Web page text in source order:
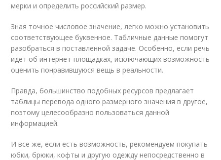
мерки и определить российский размер.
Зная точное числовое значение, легко можно установить
соответствующее буквенное. Табличные данные помогут
разобраться в поставленной задаче. Особенно, если речь
идет об интернет-площадках, исключающих возможность
оценить понравившуюся вещь в реальности.
Правда, большинство подобных ресурсов предлагает
таблицы перевода одного размерного значения в другое,
поэтому целесообразно пользоваться данной
информацией.
И все же, если есть возможность, рекомендуем покупать
юбки, брюки, кофты и другую одежду непосредственно в